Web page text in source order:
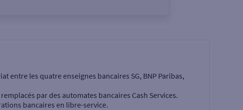
entre les quatre enseignes bancaires SG, BNP Paribas,
par des automates bancaires Cash Services.
bancaires en libre-service.